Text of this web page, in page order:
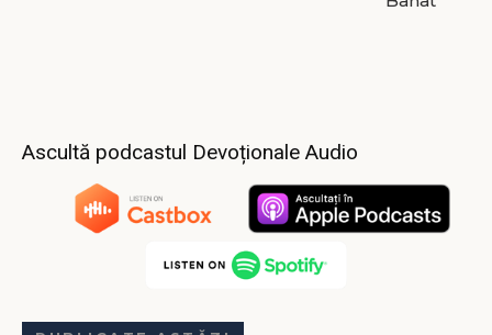
Ascultă podcastul Devoționale Audio